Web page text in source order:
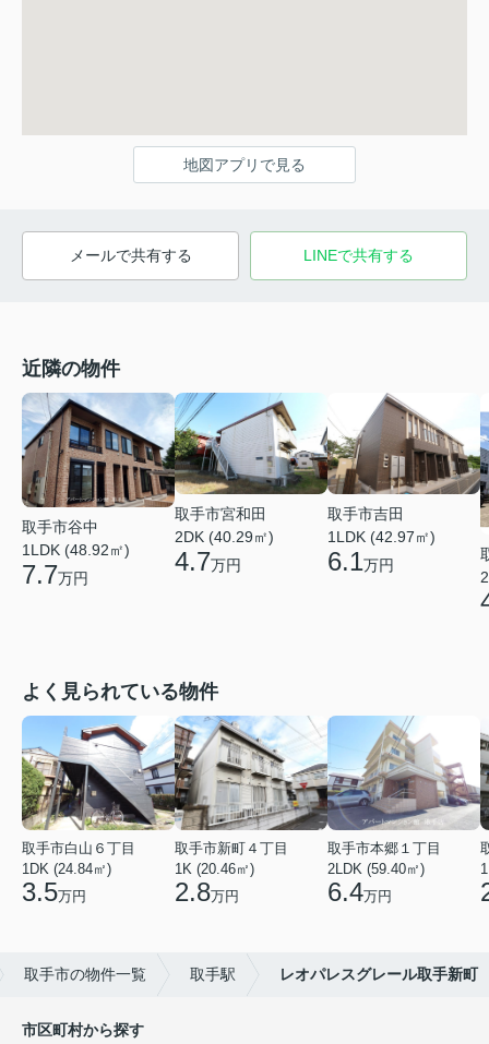
地図アプリで見る
メールで共有する LINEで共有する
近隣の物件
取手市谷中
1LDK (48.92㎡)
7.7万円
取手市宮和田
2DK (40.29㎡)
4.7万円
取手市吉田
1LDK (42.97㎡)
6.1万円
よく見られている物件
取手市白山６丁目
1DK (24.84㎡)
3.5万円
取手市新町４丁目
1K (20.46㎡)
2.8万円
取手市本郷１丁目
2LDK (59.40㎡)
6.4万円
取手市の物件一覧 取手駅 レオパレスグレール取手新町
市区町村から探す